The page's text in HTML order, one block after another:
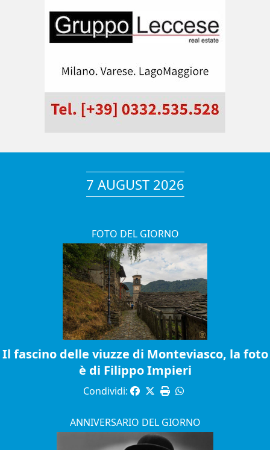
7 AUGUST 2026
FOTO DEL GIORNO
Il fascino delle viuzze di Monteviasco, la foto
è di Filippo Impieri
Condividi:
ANNIVERSARIO DEL GIORNO